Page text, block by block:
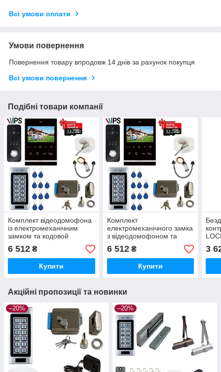
Всі умови оплати
Умови повернення
Повернення товару впродовж 14 днів за рахунок покупця
Всі умови повернення
Подібні товари компанії
Комплект відеодомофона
із електромеханічним
замком та кодовой
панелью.Повний
комплект.
6 512 ₴
Купити
Комплект
електромеханічного замка
з відеодомофоном та
кодовой панельюдля
хвіртки, вхідних дверей.
6 512₴
Купити
3
Акційні пропозиції та новинки
–20% –20%